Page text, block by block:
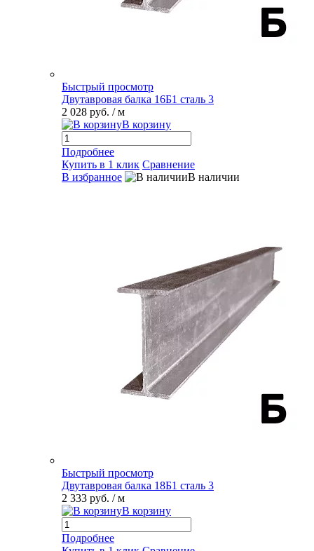
Быстрый просмотр
Двутавровая балка 16Б1 сталь 3
2 028 руб. / м
В корзину
Подробнее
Купить в 1 клик Сравнение
В избранное
В наличии
Быстрый просмотр
Двутавровая балка 18Б1 сталь 3
2 333 руб. / м
В корзину
Подробнее